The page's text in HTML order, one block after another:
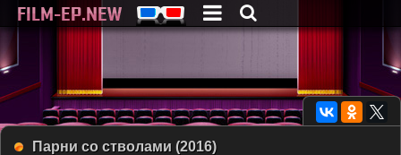
Парни со стволами (2016)